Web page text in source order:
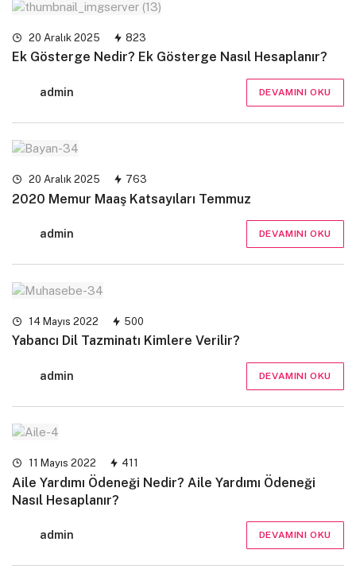
20 Aralık 2025 823
Ek Gösterge Nedir? Ek Gösterge Nasıl Hesaplanır?
admin DEVAMINI OKU
20 Aralık 2025 763
2020 Memur Maaş Katsayıları Temmuz
admin DEVAMINI OKU
14 Mayıs 2022 500
Yabancı Dil Tazminatı Kimlere Verilir?
admin DEVAMINI OKU
11 Mayıs 2022 411
Aile Yardımı Ödeneği Nedir? Aile Yardımı Ödeneği
Nasıl Hesaplanır?
admin DEVAMINI OKU